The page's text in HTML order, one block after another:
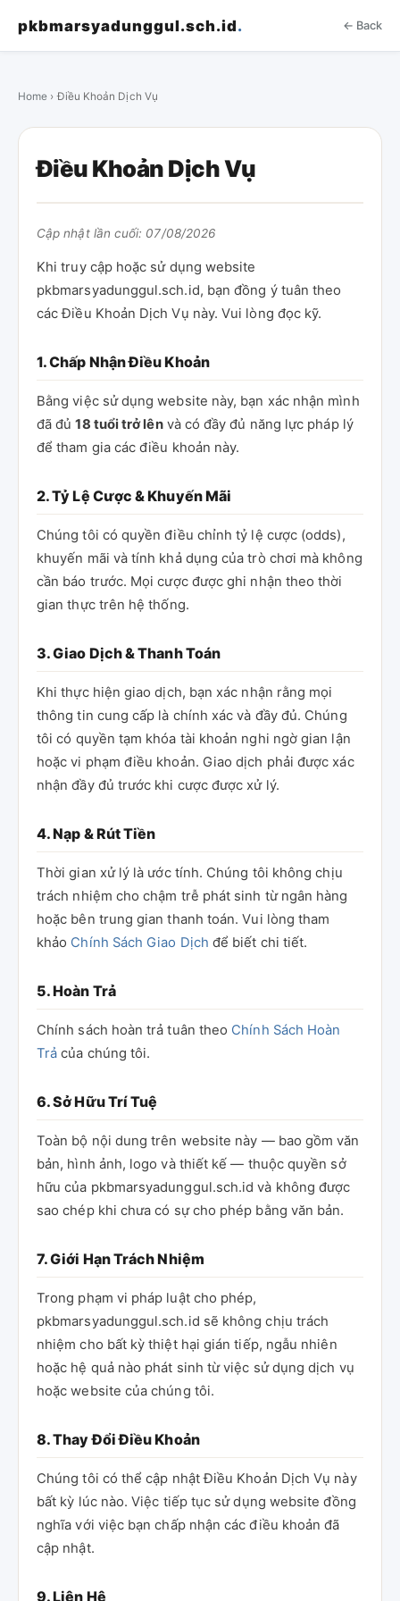
pkbmarsyadunggul.sch.id. ← Back
Home › Điều Khoản Dịch Vụ
Điều Khoản Dịch Vụ
Cập nhật lần cuối: 07/08/2026
Khi truy cập hoặc sử dụng website
pkbmarsyadunggul.sch.id, bạn đồng ý tuân theo
các Điều Khoản Dịch Vụ này. Vui lòng đọc kỹ.
1. Chấp Nhận Điều Khoản
Bằng việc sử dụng website này, bạn xác nhận mình
đã đủ18 tuổi trở lênvà có đầy đủ năng lực pháp lý
để tham gia các điều khoản này.
2. Tỷ Lệ Cược & Khuyến Mãi
Chúng tôi có quyền điều chỉnh tỷ lệ cược (odds),
khuyến mãi và tính khả dụng của trò chơi mà không
cần báo trước. Mọi cược được ghi nhận theo thời
gian thực trên hệ thống.
3. Giao Dịch & Thanh Toán
Khi thực hiện giao dịch, bạn xác nhận rằng mọi
thông tin cung cấp là chính xác và đầy đủ. Chúng
tôi có quyền tạm khóa tài khoản nghi ngờ gian lận
hoặc vi phạm điều khoản. Giao dịch phải được xác
nhận đầy đủ trước khi cược được xử lý.
4. Nạp & Rút Tiền
Thời gian xử lý là ước tính. Chúng tôi không chịu
trách nhiệm cho chậm trễ phát sinh từ ngân hàng
hoặc bên trung gian thanh toán. Vui lòng tham
khảo Chính Sách Giao Dịch để biết chi tiết.
5. Hoàn Trả
Chính sách hoàn trả tuân theo Chính Sách Hoàn
Trả của chúng tôi.
6. Sở Hữu Trí Tuệ
Toàn bộ nội dung trên website này — bao gồm văn
bản, hình ảnh, logo và thiết kế — thuộc quyền sở
hữu của pkbmarsyadunggul.sch.id và không được
sao chép khi chưa có sự cho phép bằng văn bản.
7. Giới Hạn Trách Nhiệm
Trong phạm vi pháp luật cho phép,
pkbmarsyadunggul.sch.id sẽ không chịu trách
nhiệm cho bất kỳ thiệt hại gián tiếp, ngẫu nhiên
hoặc hệ quả nào phát sinh từ việc sử dụng dịch vụ
hoặc website của chúng tôi.
8. Thay Đổi Điều Khoản
Chúng tôi có thể cập nhật Điều Khoản Dịch Vụ này
bất kỳ lúc nào. Việc tiếp tục sử dụng website đồng
nghĩa với việc bạn chấp nhận các điều khoản đã
cập nhật.
9. Liên Hệ